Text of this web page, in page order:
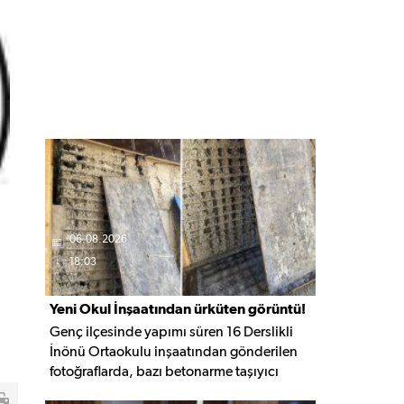
06.08.2026
18:03
Yeni Okul İnşaatından ürküten görüntü!
Genç ilçesinde yapımı süren 16 Derslikli
İnönü Ortaokulu inşaatından gönderilen
fotoğraflarda, bazı betonarme taşıyıcı